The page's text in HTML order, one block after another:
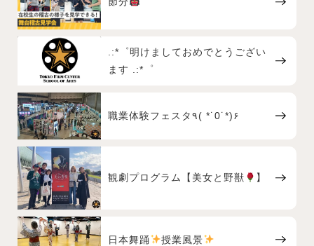
.:*゜明けましておめでとうござい
ます .:*゜
職業体験フェスタ٩( *˙0˙*)۶
観劇プログラム【美女と野獣 】
日本舞踊 授業風景